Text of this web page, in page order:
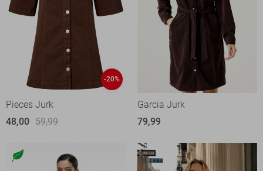
-20%
Pieces Jurk
48,00 59,99
Garcia Jurk
79,99